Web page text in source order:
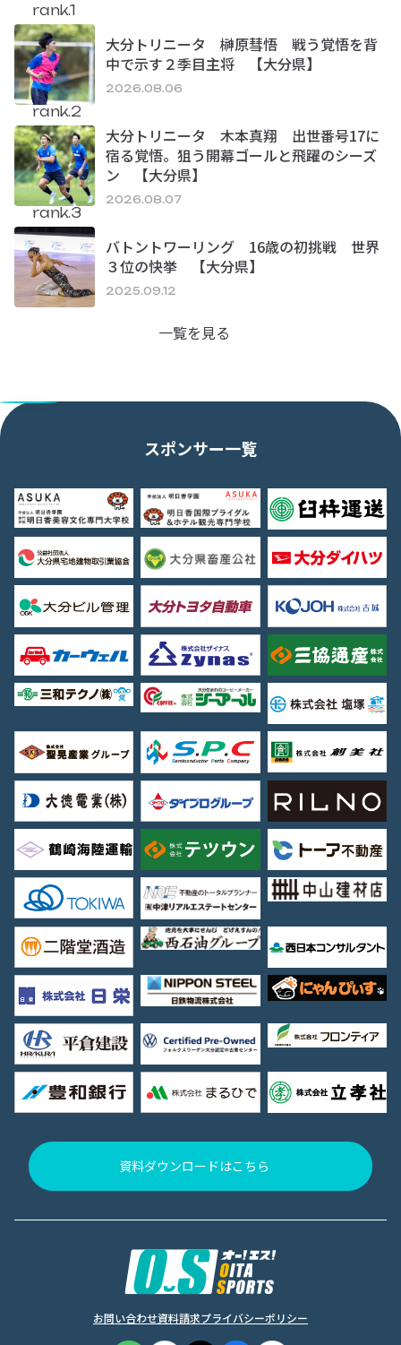
rank.1
大分トリニータ 榊原彗悟 戦う覚悟を背
中で示す２季目主将 【大分県】
2026.08.06
rank.2
大分トリニータ 木本真翔 出世番号17に
宿る覚悟。狙う開幕ゴールと飛躍のシーズ
ン 【大分県】
2026.08.07
rank.3
バトントワーリング 16歳の初挑戦 世界
３位の快挙 【大分県】
2025.09.12
一覧を見る
スポンサー一覧
資料ダウンロードはこちら
お問い合わせ資料請求プライバシーポリシー